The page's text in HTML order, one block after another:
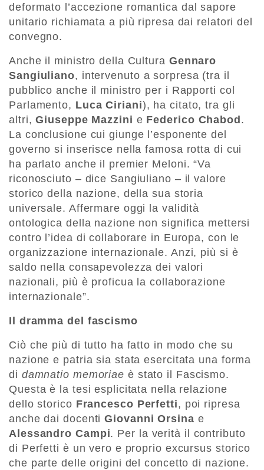
deformato l’accezione romantica dal sapore
unitario richiamata a più ripresa dai relatori del
convegno.
Anche il ministro della Cultura Gennaro
Sangiuliano, intervenuto a sorpresa (tra il
pubblico anche il ministro per i Rapporti col
Parlamento, Luca Ciriani), ha citato, tra gli
altri,Giuseppe Mazzini e Federico Chabod .
La conclusione cui giunge l’esponente del
governo si inserisce nella famosa rotta di cui
ha parlato anche il premier Meloni. “Va
riconosciuto – dice Sangiuliano – il valore
storico della nazione, della sua storia
universale. Affermare oggi la validità
ontologica della nazione non significa mettersi
contro l’idea di collaborare in Europa, con le
organizzazione internazionale. Anzi, più si è
saldo nella consapevolezza dei valori
nazionali, più è proficua la collaborazione
internazionale”.
Il dramma del fascismo
Ciò che più di tutto ha fatto in modo che su
nazione e patria sia stata esercitata una forma
di damnatio memoriae è stato il Fascismo.
Questa è la tesi esplicitata nella relazione
dello storico Francesco Perfetti, poi ripresa
anche dai docentiGiovanni Orsina e
Alessandro Campi. Per la verità il contributo
di Perfetti è un vero e proprio excursus storico
che parte delle origini del concetto di nazione.